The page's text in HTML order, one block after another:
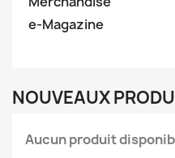
e-Magazine
NOUVEAUX
Aucun produit